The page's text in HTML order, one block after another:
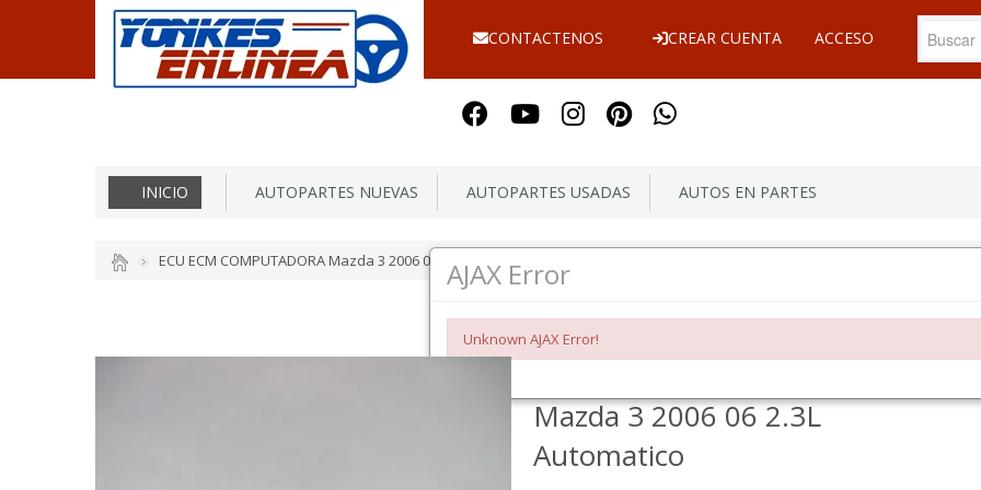
CONTACTENOS CREAR CUENTA ACCESO
INICIO AUTOPARTES NUEVAS AUTOPARTES USADAS AUTOS EN PARTES
ECU ECM COMPUTADORA Mazda 3 2006 06 2.3L Automatico
Mazda 3 2006 06 2.3L
Automatico
AJAX Error
Unknown AJAX Error!